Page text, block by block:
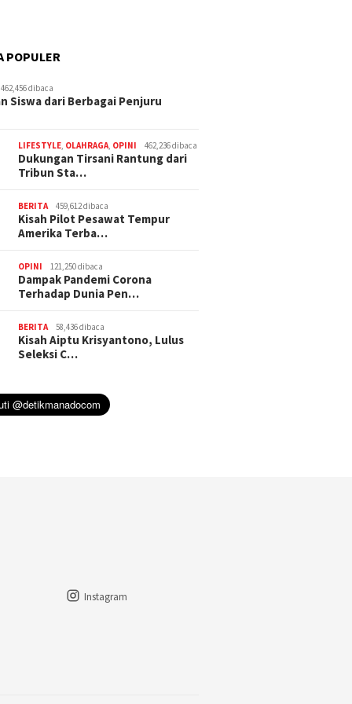
POPULER
462,456 dibaca
Siswa dari Berbagai Penjuru
LIFESTYLE, OLAHRAGA, OPINI 462,236 dibaca
Dukungan Tirsani Rantung dari
Tribun Sta…
BERITA 459,612 dibaca
Kisah Pilot Pesawat Tempur
Amerika Terba…
OPINI 121,250 dibaca
Dampak Pandemi Corona
Terhadap Dunia Pen…
BERITA 58,436 dibaca
Kisah Aiptu Krisyantono, Lulus
Seleksi C…
Instagram